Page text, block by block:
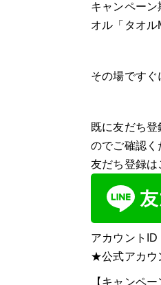
キャンペー
オル「タオル
その場です
既に友だち
のでご確認く
友だち登録は
アカウント
★公式アカウ
【キャンペー